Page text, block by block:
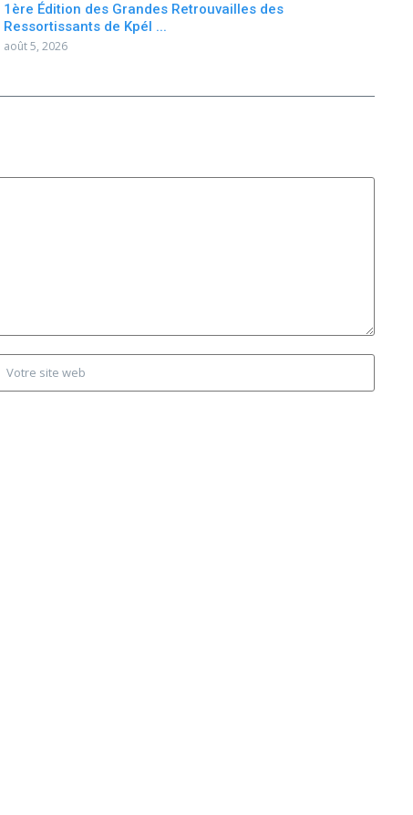
1ère Édition des Grandes Retrouvailles des
Ressortissants de Kpél ...
août 5, 2026